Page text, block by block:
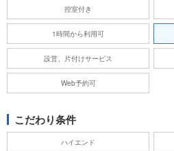
控室付き
1時間から利用可
設営、片付けサービス
Web予約可
こだわり条件
ハイエンド